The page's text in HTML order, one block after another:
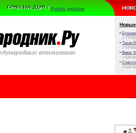
Куплю диплом
Новые
•
//
• Тихая
//
• Виват,
//
•
//